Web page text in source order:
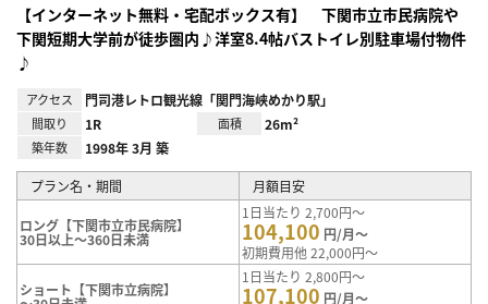
【インターネット無料・宅配ボックス有】 下関市立市民病院や
下関短期大学前が徒歩圏内♪洋室8.4帖バストイレ別駐車場付物件
♪
アクセス 門司港レトロ観光線「関門海峡めかり駅」
間取り 1R 面積 26m²
築年数 1998年 3月 築
プラン名・期間 月額目安
ロング【下関市立市民病院】
30日以上～360日未満
1日当たり 2,700円～
104,100 円/月～
初期費用他 22,000円～
ショート【下関市立病院】
1日当たり 2,800円～
107,100 円/月～